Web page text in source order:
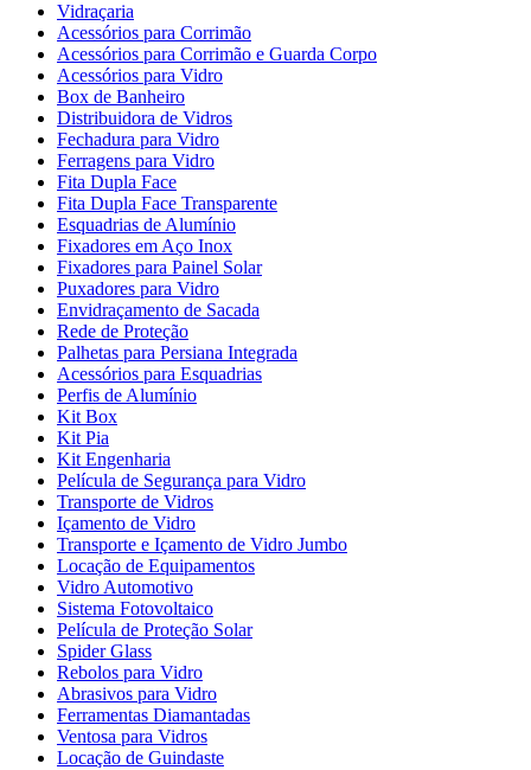
Vidraçaria
Acessórios para Corrimão
Acessórios para Corrimão e Guarda Corpo
Acessórios para Vidro
Box de Banheiro
Distribuidora de Vidros
Fechadura para Vidro
Ferragens para Vidro
Fita Dupla Face
Fita Dupla Face Transparente
Esquadrias de Alumínio
Fixadores em Aço Inox
Fixadores para Painel Solar
Puxadores para Vidro
Envidraçamento de Sacada
Rede de Proteção
Palhetas para Persiana Integrada
Acessórios para Esquadrias
Perfis de Alumínio
Kit Box
Kit Pia
Kit Engenharia
Película de Segurança para Vidro
Transporte de Vidros
Içamento de Vidro
Transporte e Içamento de Vidro Jumbo
Locação de Equipamentos
Vidro Automotivo
Sistema Fotovoltaico
Película de Proteção Solar
Spider Glass
Rebolos para Vidro
Abrasivos para Vidro
Ferramentas Diamantadas
Ventosa para Vidros
Locação de Guindaste